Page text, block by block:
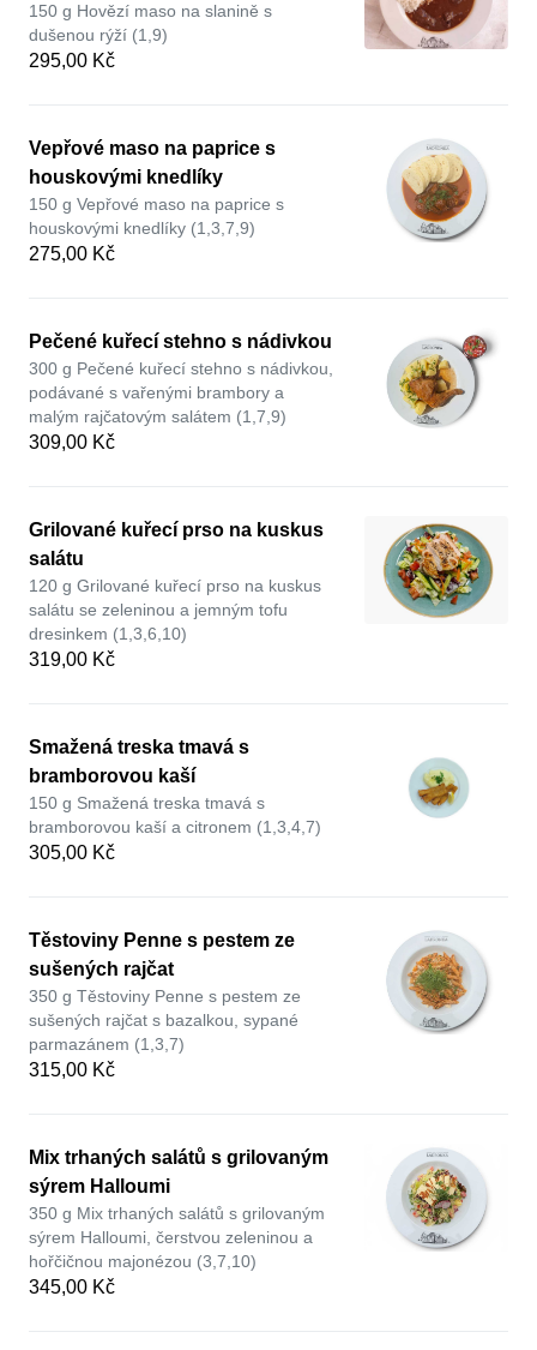
150 g Hovězí maso na slanině s
dušenou rýží (1,9)
295,00 Kč
Vepřové maso na paprice s
houskovými knedlíky
150 g Vepřové maso na paprice s
houskovými knedlíky (1,3,7,9)
275,00 Kč
Pečené kuřecí stehno s nádivkou
300 g Pečené kuřecí stehno s nádivkou,
podávané s vařenými brambory a
malým rajčatovým salátem (1,7,9)
309,00 Kč
Grilované kuřecí prso na kuskus
salátu
120 g Grilované kuřecí prso na kuskus
salátu se zeleninou a jemným tofu
dresinkem (1,3,6,10)
319,00 Kč
Smažená treska tmavá s
bramborovou kaší
150 g Smažená treska tmavá s
bramborovou kaší a citronem (1,3,4,7)
305,00 Kč
Těstoviny Penne s pestem ze
sušených rajčat
350 g Těstoviny Penne s pestem ze
sušených rajčat s bazalkou, sypané
parmazánem (1,3,7)
315,00 Kč
Mix trhaných salátů s grilovaným
sýrem Halloumi
350 g Mix trhaných salátů s grilovaným
sýrem Halloumi, čerstvou zeleninou a
hořčičnou majonézou (3,7,10)
345,00 Kč